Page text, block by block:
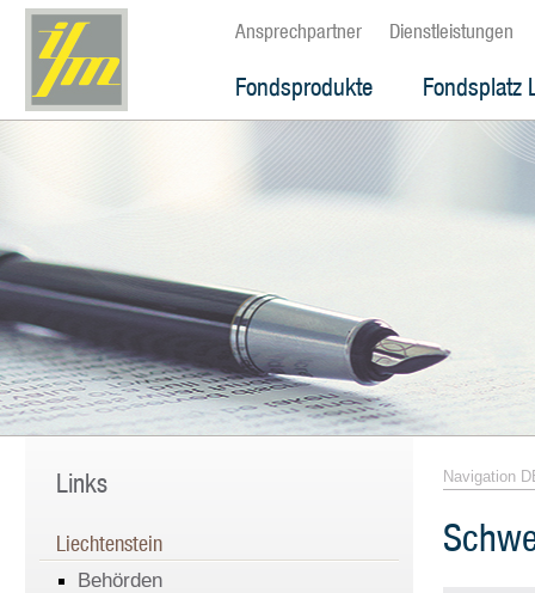
Ansprechpartner Dienstleistungen
Fondsprodukte Fondsplatz
Links
Liechtenstein
Behörden
Navigation